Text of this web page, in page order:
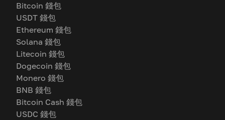
Bitcoin 錢包
USDT 錢包
Ethereum 錢包
Solana 錢包
Litecoin 錢包
Dogecoin 錢包
Monero 錢包
BNB 錢包
Bitcoin Cash 錢包
USDC 錢包